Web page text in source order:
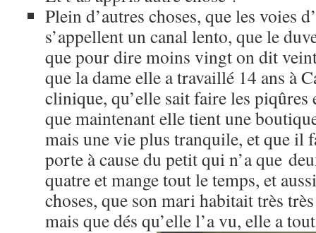
Plein d’autres choses, que les voies
s’appellent un canal lento, que le
que pour dire moins vingt on dit
que la dame elle a travaillé 14 ans à
clinique, qu’elle sait faire les piqûres
que maintenant elle tient une
mais une vie plus tranquile, et que il
porte à cause du petit qui n’a que
quatre et mange tout le temps, et
choses, que son mari habitait très
mais que dés qu’elle l’a vu, elle a